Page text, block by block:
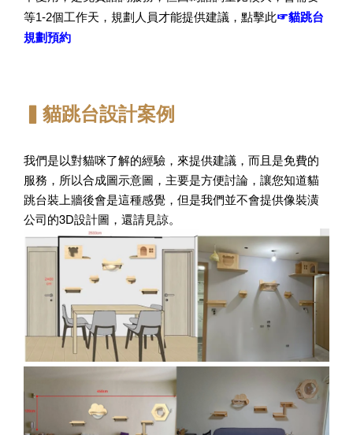
等1-2個工作天，規劃人員才能提供建議，點擊此☞貓跳台
規劃預約
▍貓跳台設計案例
我們是以對貓咪了解的經驗，來提供建議，而且是免費的
服務，所以合成圖示意圖，主要是方便討論，讓您知道貓
跳台裝上牆後會是這種感覺，但是我們並不會提供像裝潢
公司的3D設計圖，還請見諒。